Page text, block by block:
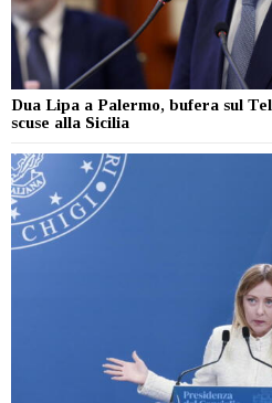
Dua Lipa a Palermo, bufera sul
scuse alla Sicilia